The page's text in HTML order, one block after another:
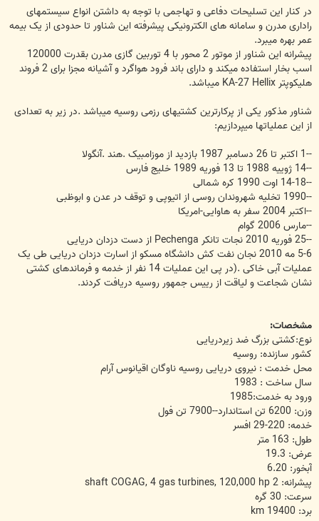
در کنار این تسلیحات دفاعی و تهاجمی با توجه به داشتن انواع سیستمهای
راداری مدرن و سامانه های الکترونیکی پیشرفته این شناور تا حدودی از یک بیمه
عمر بهره میبرد.
پیشرانه این شناور از موتور 2 محور با 4 توربین گازی مدرن بقدرت 120000
اسب بخار استفاده میکند و دارای باند فرود هواگرد و آشیانه مجزا برای 2 فروند
هلیکوپتر KA-27 Hellix میباشد.
شناور مذکور یکی از پرکارترین کشتیهای رزمی روسیه میباشد .در زیر به تعدادی
از این عملیاتها میپردازیم:
--1 اکتبر تا 26 دسامبر 1987 بازدید از موزامبیک .هند .آنگولا
--14 ژوییه 1988 تا 13 فوریه 1989 خلیج فارس
--14-18 اوت 1990 کره شمالی
--1990 تخلیه شهروندان روسی از اتیوپی و توقف در عدن و ابوظبی
--اکتبر 2004 سفر به هاوایی-امریکا
--مارس 2006 گوام
--25 فوریه 2010 نجات تانکر Pechenga از دست دزدان دریایی
5-6 مه 2010 نجان نفت کش دانشگاه مسکو از اسارت دزدان دریایی طی یک
عملیات آبی خاکی .(در پی این عملیات 14 نفر از خدمه و فرماندهای کشتی
نشان شجاعت و لیاقت از رییس جمهور روسیه دریافت کردند.
مشخصات:
نوع:کشتی بزرگ ضد زیردریایی
کشور سازنده: روسیه
محل خدمت : نیروی دریایی روسیه ناوگان اقیانوس آرام
سال ساخت : 1983
ورود به خدمت:1985
وزن: 6200 تن استاندارد--7900 تن فول
خدمه: 220-29 افسر
طول: 163 متر
عرض: 19.3
آبخور: 6.20
پیشرانه: 2 shaft COGAG, 4 gas turbines, 120,000 hp
سرعت: 30 گره
برد: 19400 km